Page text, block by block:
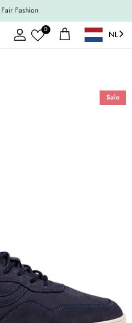
Fashion
Account
0
Winkelwagen NL
Sale